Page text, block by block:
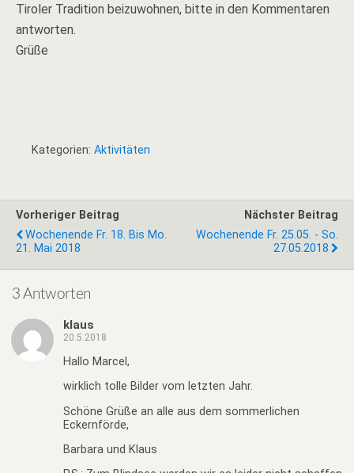
Tiroler Tradition beizuwohnen, bitte in den Kommentaren
antworten.
Grüße
Kategorien: Aktivitäten
Vorheriger Beitrag
Wochenende Fr. 18. Bis Mo.
21. Mai 2018
Nächster Beitrag
Wochenende Fr. 25.05. - So.
27.05.2018
3 Antworten
klaus
20.5.2018
Hallo Marcel,
wirklich tolle Bilder vom letzten Jahr.
Schöne Grüße an alle aus dem sommerlichen
Eckernförde,
Barbara und Klaus